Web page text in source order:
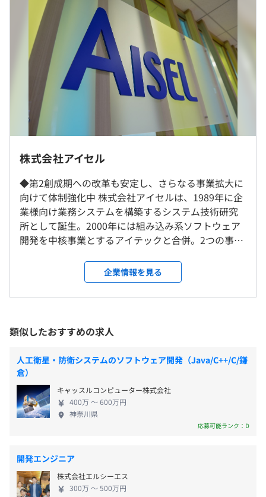
プロジェクトごとに選択
半期ごとの目標設定、振り返りによる評価をおこなってい
エンジニアは、スペシャリストとしてのキャリアとマネジ
メントや企画よりのキャリアの2パターンが用意されてい
ます。
開発部門の他、管理部門や営業部門などがあります。
配属になる開発部門は全体で110名ほどいます。
※転勤はありません
JR 御徒町駅 徒歩3分
東京メトロ 銀座線 上野広小路駅 徒歩1分
都営地下鉄 大江戸線 上野御徒町駅 徒歩1分
東京メトロ 日比谷線 仲御徒町駅 徒歩5分
東京メトロ 千代田線 湯島駅 徒歩5分
・基本給：約24万～33万円
・残業代：残業代は別途全額支給
・その他定額手当：あり
想定年収 は年収提示額を保証するものではありません）
9：00～18：00（休憩60分）
時差出勤OK、入社1年後からフレックス利用OK
休憩時間：60分
平均残業時間：平均13時間／月（2021年実績）
・完全週休2日制、祝日
・夏季休暇
・有給休暇
・育児休暇、介護休暇
・通勤手当
・時間外勤務手当
・こども手当
・役職手当
・慶弔見舞金（結婚・出産・住宅取得など）
株式会社アイセル
◆第2創成期への改革も安定し、さらなる事業拡大に
向けて体制強化中 株式会社アイセルは、1989年に企
業様向け業務システムを構築するシステム技術研究
所として誕生。2000年には組み込み系ソフトウェア
開発を中核事業とするアイテックと合併。2つの事業
んな弊社では、案件拡大による体制強化のため、新
しいメンバーを募集しています。ITの未来に興味を持
ち、自ら新しい技術を開拓していけるようなアクテ
した受託開発が強み 要件定義からアフターフォロー
まで一貫した受託開発をおこなっていることが弊社
の強みです。あらゆる業種業態に対し、企業の革新を
担うシステムソリューションを提供しているので、
スキル、工程、ポジション幅広く経験をつめる環境
があります。 ◆チームワークを大切にした開発環境
チーム一丸となってプロジェクトを進めるときは、
コミュニケーションを大切にし、人を思いやる気持
ます。案件を実施する際にはプロジェクト管理基準に
合わせ、エンジニアの最適な配置をベースとした柔
軟な開発体制を構築。無理なく安心して開発に取り
企業情報を見る
類似したおすすめの求人
人工衛星・防衛システムのソフトウェア開発（Java/C++/C/鎌
倉）
キャッスルコンピューター株式会社
400万 〜 600万円
神奈川県
応募可能ランク：D
開発エンジニア
株式会社エルシーエス
300万 〜 500万円